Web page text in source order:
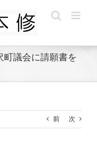
議会に請願書を
前 次